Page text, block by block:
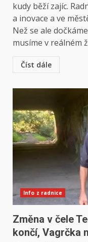
kudy běží zajíc.
a inovace a ve
Než se ale
musíme v reálném
Číst dále
Info z radnice
Změna v čele
končí, Vagrčka